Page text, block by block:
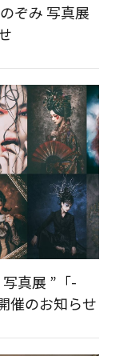
ぞみ 写真展
真展 ”「-
催のお知らせ